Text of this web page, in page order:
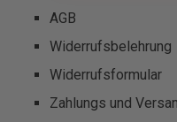
AGB
Widerrufsbelehrung
Widerrufsformular
Zahlungs und